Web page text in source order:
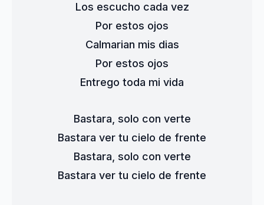
Los escucho cada vez
Por estos ojos
Calmarian mis dias
Por estos ojos
Entrego toda mi vida
Bastara, solo con verte
Bastara ver tu cielo de frente
Bastara, solo con verte
Bastara ver tu cielo de frente